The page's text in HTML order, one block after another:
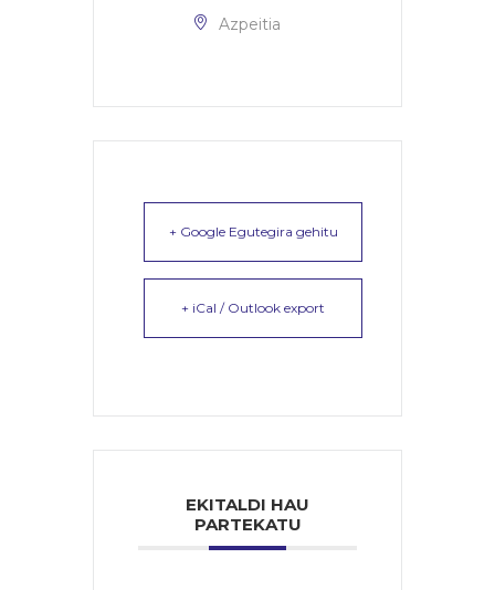
Azpeitia
+ Google Egutegira gehitu
+ iCal / Outlook export
EKITALDI HAU
PARTEKATU